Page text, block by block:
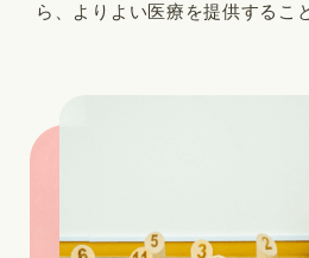
ら、よりよい医療を提供するこ